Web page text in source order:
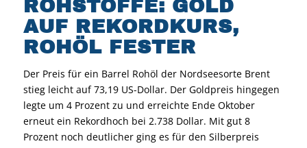
ROHSTOFFE: GOLD
AUF REKORDKURS,
ROHÖL FESTER
Der Preis für ein Barrel Rohöl der Nordseesorte Brent
stieg leicht auf 73,19 US-Dollar. Der Goldpreis hingegen
legte um 4 Prozent zu und erreichte Ende Oktober
erneut ein Rekordhoch bei 2.738 Dollar. Mit gut 8
Prozent noch deutlicher ging es für den Silberpreis